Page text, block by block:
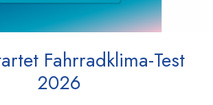
Fahrradklima-Test
2026